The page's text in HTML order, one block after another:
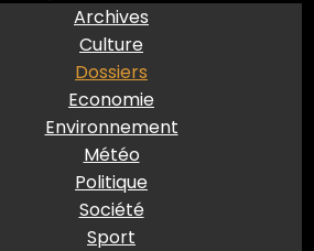
Archives
Culture
Dossiers
Economie
Environnement
Météo
Politique
Société
Sport